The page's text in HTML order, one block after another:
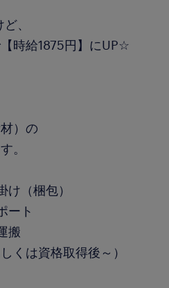
、
時給1875円】にUP☆
）の
。
（梱包）
ート
搬
くは資格取得後～）